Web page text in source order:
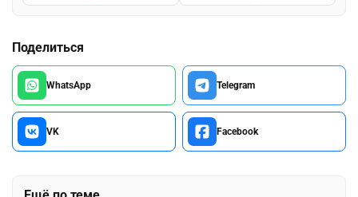
Поделиться
WhatsApp Telegram
VK Facebook